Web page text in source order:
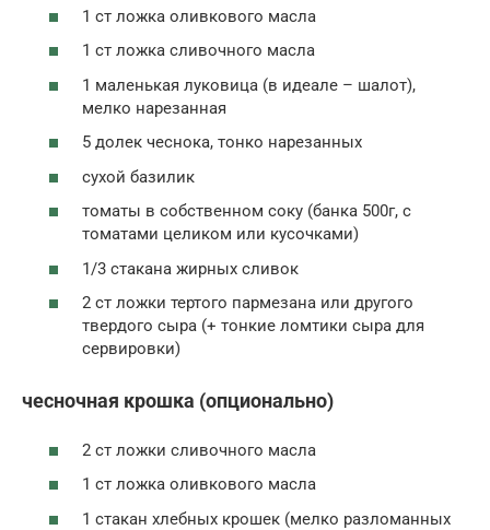
1 ст ложка оливкового масла
1 ст ложка сливочного масла
1 маленькая луковица (в идеале – шалот),
мелко нарезанная
5 долек чеснока, тонко нарезанных
сухой базилик
томаты в собственном соку (банка 500г, с
томатами целиком или кусочками)
1/3 стакана жирных сливок
2 ст ложки тертого пармезана или другого
твердого сыра (+ тонкие ломтики сыра для
сервировки)
чесночная крошка (опционально)
2 ст ложки сливочного масла
1 ст ложка оливкового масла
1 стакан хлебных крошек (мелко разломанных